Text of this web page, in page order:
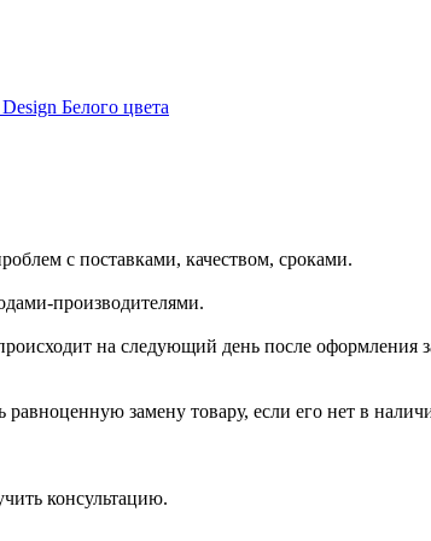
Белого цвета
с поставками, качеством, сроками.
производителями.
на следующий день после оформления
замену товару, если его нет в
консультацию.